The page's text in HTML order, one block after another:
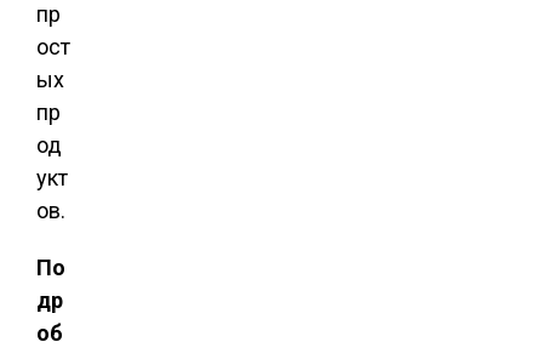
пр
ост
ых
пр
од
укт
ов.
По
др
об